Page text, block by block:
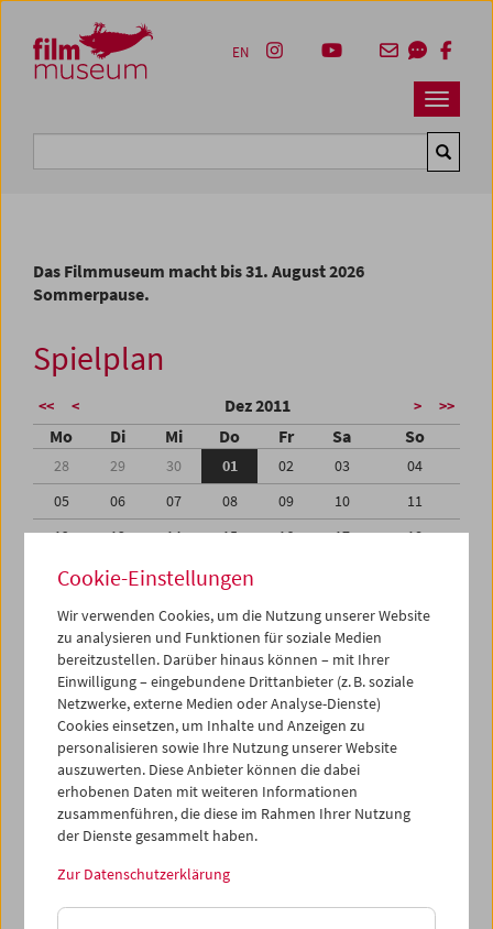
Zum Inhalt
Zum Hauptmenü
Zur Servicenavigation
Zum Suche
Navbar
EN
Das Filmmuseum macht bis 31. August 2026
Sommerpause.
Spielplan
<< < Dez 2011 > >>
Mo Di Mi Do Fr Sa So
28 29 30 01 02 03
04
05
06 07 08 09 10
11
12
13 14 15 16 17
18
19
20 21 22
26
28 30
01
02
03 04 05 06 07
iCalender
Programmheft-PDF
English language or subtitles
< Vorherige Woche
Mo 28.11.
Cookie-Einstellungen
Wir verwenden Cookies, um die Nutzung unserer Website
zu analysieren und Funktionen für soziale Medien
bereitzustellen. Darüber hinaus können – mit Ihrer
Einwilligung – eingebundene Drittanbieter (z. B. soziale
Netzwerke, externe Medien oder Analyse-Dienste)
Cookies einsetzen, um Inhalte und Anzeigen zu
personalisieren sowie Ihre Nutzung unserer Website
auszuwerten. Diese Anbieter können die dabei
erhobenen Daten mit weiteren Informationen
zusammenführen, die diese im Rahmen Ihrer Nutzung
der Dienste gesammelt haben.
Zur Datenschutzerklärung